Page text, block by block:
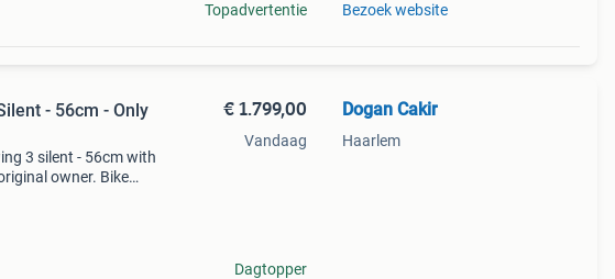
Topadvertentie Bezoek website
- 56cm - Only
3 silent - 56cm with
owner. Bike
€ 1.799,00
Vandaag
Dagtopper
Dogan Cakir
Haarlem